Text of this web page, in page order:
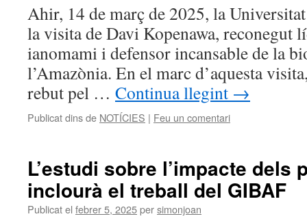
Ahir, 14 de març de 2025, la
la visita de Davi Kopenawa, reconegut
ianomami i defensor incansable de la
l’Amazònia. En el marc d’aquesta
rebut pel … Continua llegint →
Publicat dins de NOTÍCIES | Feu un comentari
L’estudi sobre l’impacte dels
inclourà el treball del GIBAF
Publicat el febrer 5, 2025persimonjoan